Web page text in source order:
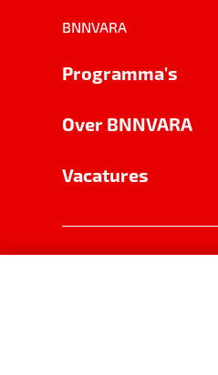
BNNVARA
Programma's
Over BNNVARA
Vacatures
Cookie-